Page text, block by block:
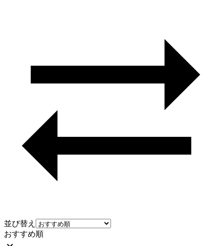
並び替え
おすすめ順